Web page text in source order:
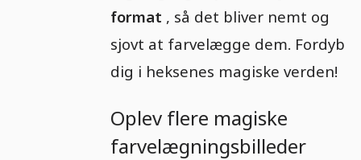
format , så det bliver nemt og
sjovt at farvelægge dem. Fordyb
dig i heksenes magiske verden!
Oplev flere magiske
farvelægningsbilleder